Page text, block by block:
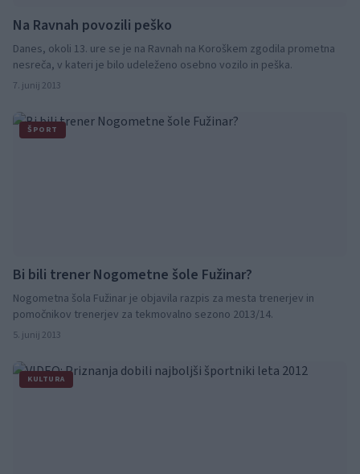
Na Ravnah povozili peško
Danes, okoli 13. ure se je na Ravnah na Koroškem zgodila prometna
nesreča, v kateri je bilo udeleženo osebno vozilo in peška.
7. junij 2013
ŠPORT
Bi bili trener Nogometne šole Fužinar?
Nogometna šola Fužinar je objavila razpis za mesta trenerjev in
pomočnikov trenerjev za tekmovalno sezono 2013/14.
5. junij 2013
KULTURA